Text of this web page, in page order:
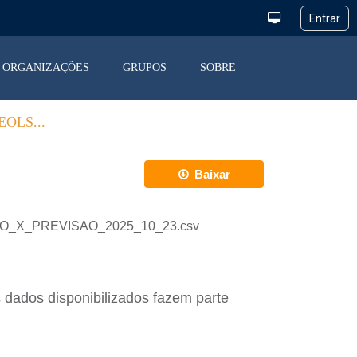
ORGANIZAÇÕES GRUPOS SOBRE
Baixar
disponibilizados fazem parte